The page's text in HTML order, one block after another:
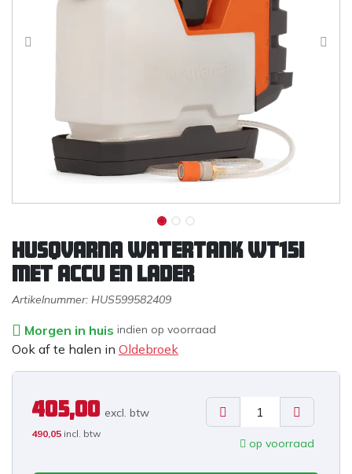
Husqvarna Watertank WT15i
met accu en lader
Artikelnummer: HUS599582409
Morgen in huis indien op voorraad
Ook af te halen in Oldebroek
405,00 excl. btw
490,05 incl. btw
op voorraad